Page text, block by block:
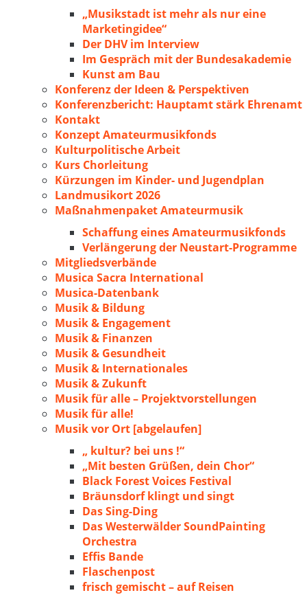
„Musikstadt ist mehr als nur eine
Marketingidee“
Der DHV im Interview
Im Gespräch mit der Bundesakademie
Kunst am Bau
Konferenz der Ideen & Perspektiven
Konferenzbericht: Hauptamt stärk Ehrenamt
Kontakt
Konzept Amateurmusikfonds
Kulturpolitische Arbeit
Kurs Chorleitung
Kürzungen im Kinder- und Jugendplan
Landmusikort 2026
Maßnahmenpaket Amateurmusik
Schaffung eines Amateurmusikfonds
Verlängerung der Neustart-Programme
Mitgliedsverbände
Musica Sacra International
Musica-Datenbank
Musik & Bildung
Musik & Engagement
Musik & Finanzen
Musik & Gesundheit
Musik & Internationales
Musik & Zukunft
Musik für alle – Projektvorstellungen
Musik für alle!
Musik vor Ort [abgelaufen]
„ kultur? bei uns !“
„Mit besten Grüßen, dein Chor“
Black Forest Voices Festival
Bräunsdorf klingt und singt
Das Sing-Ding
Das Westerwälder SoundPainting
Orchestra
Effis Bande
Flaschenpost
frisch gemischt – auf Reisen